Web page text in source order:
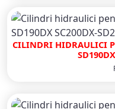
CILINDRI HIDRAULICI